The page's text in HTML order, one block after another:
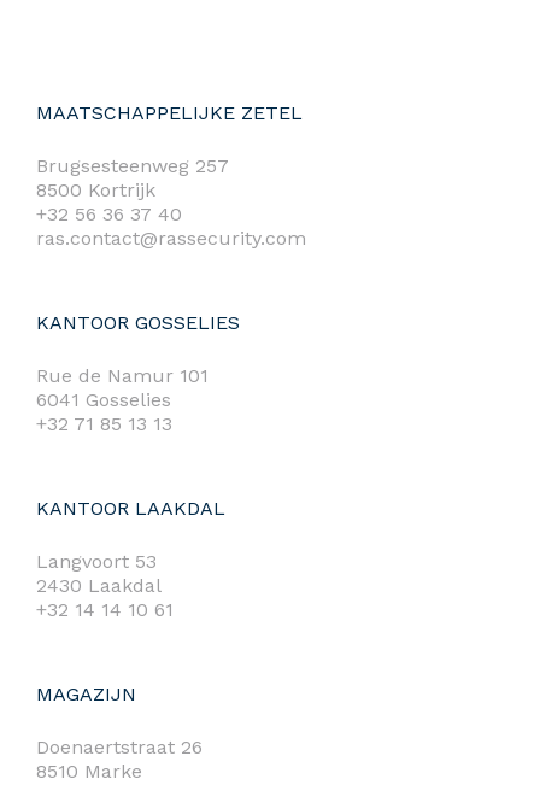
MAATSCHAPPELIJKE ZETEL
Brugsesteenweg 257
8500 Kortrijk
+32 56 36 37 40
ras.contact@rassecurity.com
KANTOOR GOSSELIES
Rue de Namur 101
6041 Gosselies
+32 71 85 13 13
KANTOOR LAAKDAL
Langvoort 53
2430 Laakdal
+32 14 14 10 61
MAGAZIJN
Doenaertstraat 26
8510 Marke